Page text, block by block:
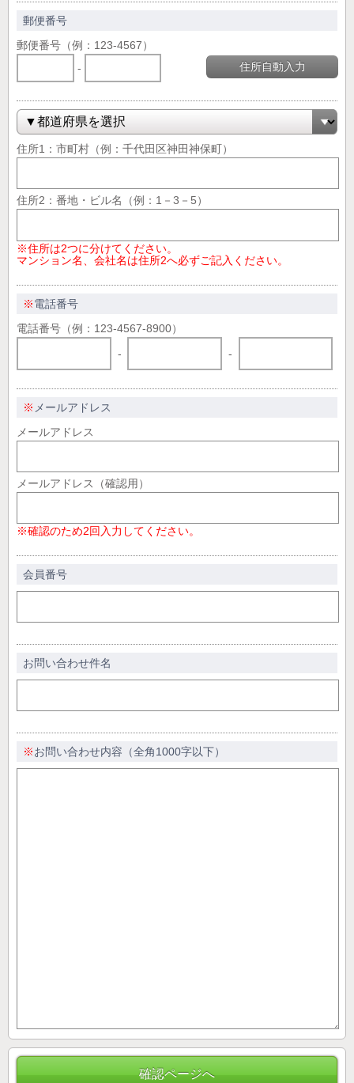
郵便番号
郵便番号（例：123-4567）
-
住所自動入力
住所1：市町村（例：千代田区神田神保町）
住所2：番地・ビル名（例：1－3－5）
※住所は2つに分けてください。
マンション名、会社名は住所2へ必ずご記入ください。
※電話番号
電話番号（例：123-4567-8900）
- -
※ メールアドレス
メールアドレス
メールアドレス（確認用）
※確認のため2回入力してください。
会員番号
お問い合わせ件名
※お問い合わせ内容（全角1000字以下）